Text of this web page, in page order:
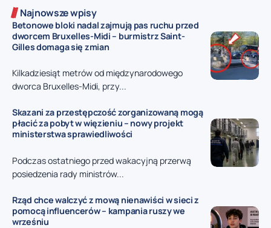
Najnowsze wpisy
Betonowe bloki nadal zajmują pas ruchu przed
dworcem Bruxelles-Midi – burmistrz Saint-
Gilles domaga się zmian
Kilkadziesiąt metrów od międzynarodowego
dworca Bruxelles-Midi, przy...
Skazani za przestępczość zorganizowaną mogą
płacić za pobyt w więzieniu – nowy projekt
ministerstwa sprawiedliwości
Podczas ostatniego przed wakacyjną przerwą
posiedzenia rady ministrów...
Rząd chce walczyć z mową nienawiści w sieci z
pomocą influencerów – kampania ruszy we
wrześniu